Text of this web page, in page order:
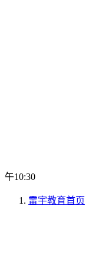
午10:30
雷宇教育首页